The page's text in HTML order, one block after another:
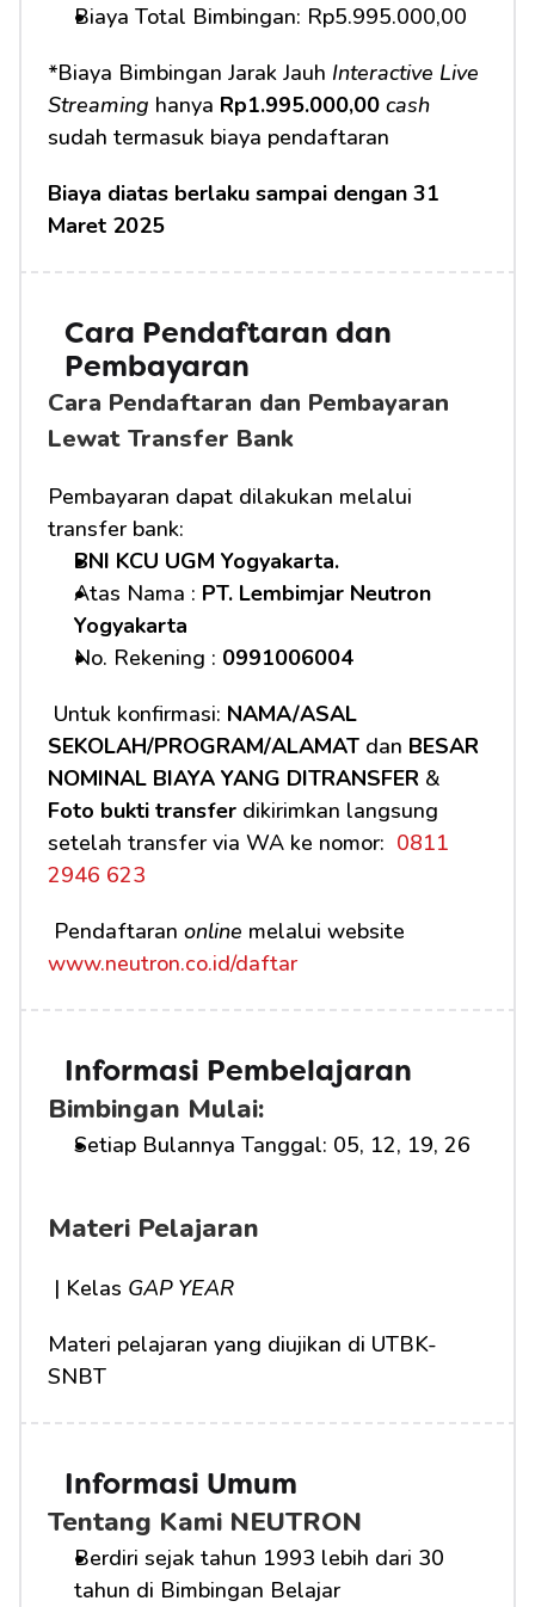
Biaya Total Bimbingan: Rp5.995.000,00
*Biaya Bimbingan Jarak Jauh Interactive Live
Streaming hanya Rp1.995.000,00 cash
sudah termasuk biaya pendaftaran
Biaya diatas berlaku sampai dengan 31
Maret 2025
Cara Pendaftaran dan
Pembayaran
Cara Pendaftaran dan Pembayaran
Lewat Transfer Bank
Pembayaran dapat dilakukan melalui
transfer bank:
BNI KCU UGM Yogyakarta.
Atas Nama : PT. Lembimjar Neutron
Yogyakarta
No. Rekening : 0991006004
Untuk konfirmasi: NAMA/ASAL
SEKOLAH/PROGRAM/ALAMAT dan BESAR
NOMINAL BIAYA YANG DITRANSFER
Foto bukti transfer dikirimkan langsung
setelah transfer via WA ke nomor: 0811
2946 623
Pendaftaran online
www.neutron.co.id/daftar
Informasi Pembelajaran
Bimbingan Mulai:
Setiap Bulannya Tanggal: 05, 12, 19, 26
Materi Pelajaran
| Kelas GAP YEAR
Materi pelajaran yang diujikan di UTBK-
SNBT
Informasi Umum
Tentang Kami NEUTRON
Berdiri sejak tahun 1993 lebih dari 30
tahun di Bimbingan Belajar